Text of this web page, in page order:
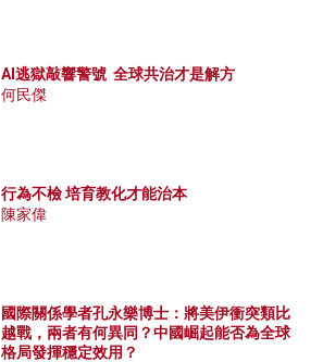
AI逃獄敲響警號 全球共治才是解方
何民傑
行為不檢 培育教化才能治本
陳家偉
國際關係學者孔永樂博士：將美伊衝突類比
越戰，兩者有何異同？中國崛起能否為全球
格局發揮穩定效用？